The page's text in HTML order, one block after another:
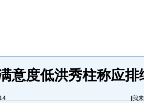
意度低洪秀柱称应
[我